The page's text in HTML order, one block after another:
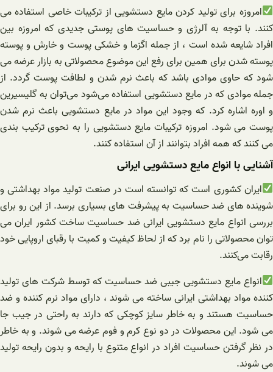
امروزه برای تولید کردن مایع دستشویی از ترکیبات خاصی استفاده می
کنند. با توجه به آلرژی و حساسیت های پوستی جدیدی که امروزه بین
افراد شایعه شده است ، از جمله اگزما و خشکی پوست و خارش و پوسته
پوسته شدن برای همین برای رفع این موضوع محصولاتی به بازار عرضه می
شود که حاوی موادی باشد که باعث نرم شدن و لطافت پوست گردد. از
جمله موادی که در مایع دستشویی استفاده می‌شود می‌توان به گلیسیرین
و اوره اشاره کرد. که وجود این مواد در مایع دستشویی باعث نرم شدن
پوست می شود. امروزه ترکیبات مایع دستشویی را به نحوی ترکیب بندی
می کنند که همه افراد بتوانند از آن استفاده کنند.
آشنایی با انواع مایع دستشویی ایرانی
ایران کشوری است که توانسته است در صنعت تولید مواد بهداشتی و
شوینده های ضد حساسیت به‌ پیشرفت های بسیاری برسد. از این رو برای
بررسی انواع مایع دستشویی ایرانی ضد حساسیت ساخت کشور ایران می
توان محصولاتی را نام برد که از لحاظ کیفیت و کمیت با رقبای اروپایی خود
رقابت می‌کنند.
انواع مایع دستشویی جیبی ضد حساسیت که توسط شرکت های تولید
کننده مواد بهداشتی ایرانی ساخته می شوند ، دارای مواد نرم کننده و ضد
حساسیت هستند و به خاطر سایز کوچکی که دارند به راحتی در جیب جا
می شود. این محصولات در دو نوع کرم و فوم عرضه می شوند. و به خاطر
در نظر گرفتن حساسیت افراد در انواع متنوع با رایحه و بدون رایحه تولید
می شوند.